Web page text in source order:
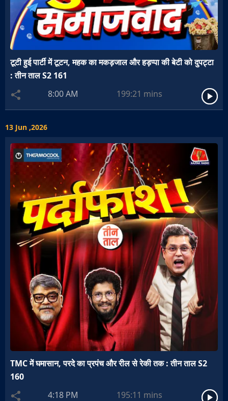
टूटी हुई पार्टी में टूटन, महक का मकड़जाल और हड़प्पा की बेटी को दुपट्टा
: तीन ताल S2 161
8:00 AM
199:21 mins
13 Jun ,2026
TMC में घमासान, परदे का प्रपंच और रील से रेकी तक : तीन ताल S2
160
4:18 PM
195:11 mins